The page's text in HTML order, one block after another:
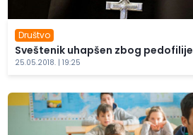
Društvo
Sveštenik uhapšen zbog pedofilije
25.05.2018. | 19:25